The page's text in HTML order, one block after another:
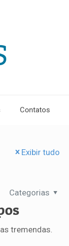
Contatos
Exibir tudo
Categorias
tremendas.